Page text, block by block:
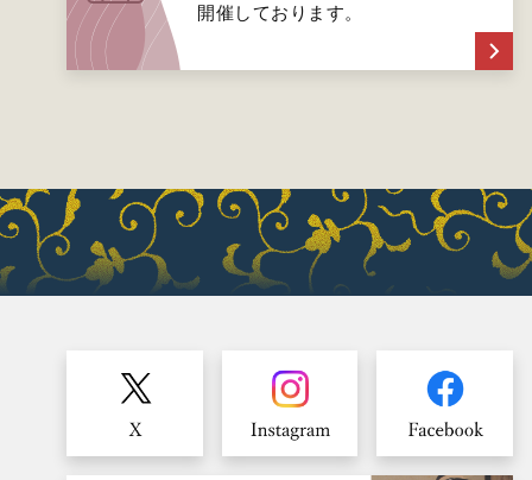
開催しております。